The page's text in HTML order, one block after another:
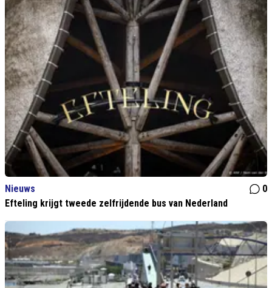
Nieuws
0
Efteling krijgt tweede zelfrijdende bus van Nederland